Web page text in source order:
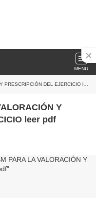
MENU
DEL EJERCICIO leer pdf
Y
leer pdf